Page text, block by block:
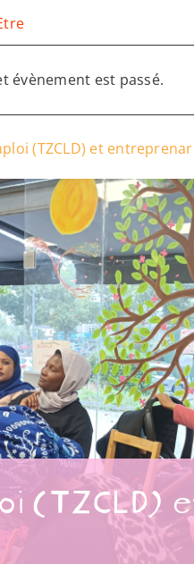
évènement est passé.
(TZCLD) et
(TZCLD)